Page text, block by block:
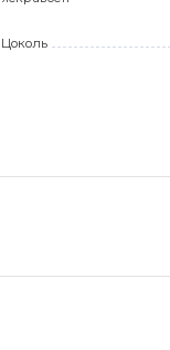
Цоколь